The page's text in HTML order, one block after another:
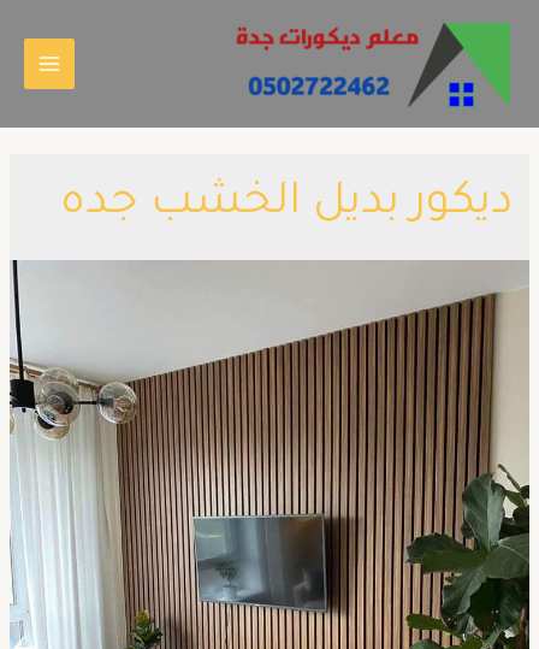
ديكور بديل الخشب جده